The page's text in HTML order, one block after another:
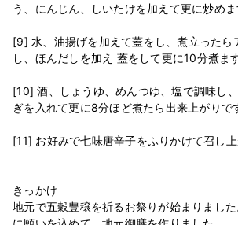
う、にんじん、しいたけを加えて更に炒めま
[9] 水、油揚げを加えて蓋をし、煮立ったら
し、ほんだしを加え 蓋をして更に10分煮ます
[10] 酒、しょうゆ、めんつゆ、塩で調味し
ぎを入れて更に8分ほど煮たら出来上がりで
[11] お好みで七味唐辛子をふりかけて召し上
きっかけ
地元で五穀豊穣を祈るお祭りが始まりまし